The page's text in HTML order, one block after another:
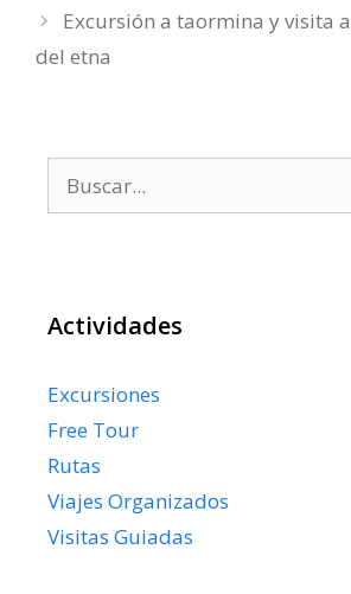
Excursión a taormina y visita
del etna
Actividades
Excursiones
Free Tour
Rutas
Viajes Organizados
Visitas Guiadas